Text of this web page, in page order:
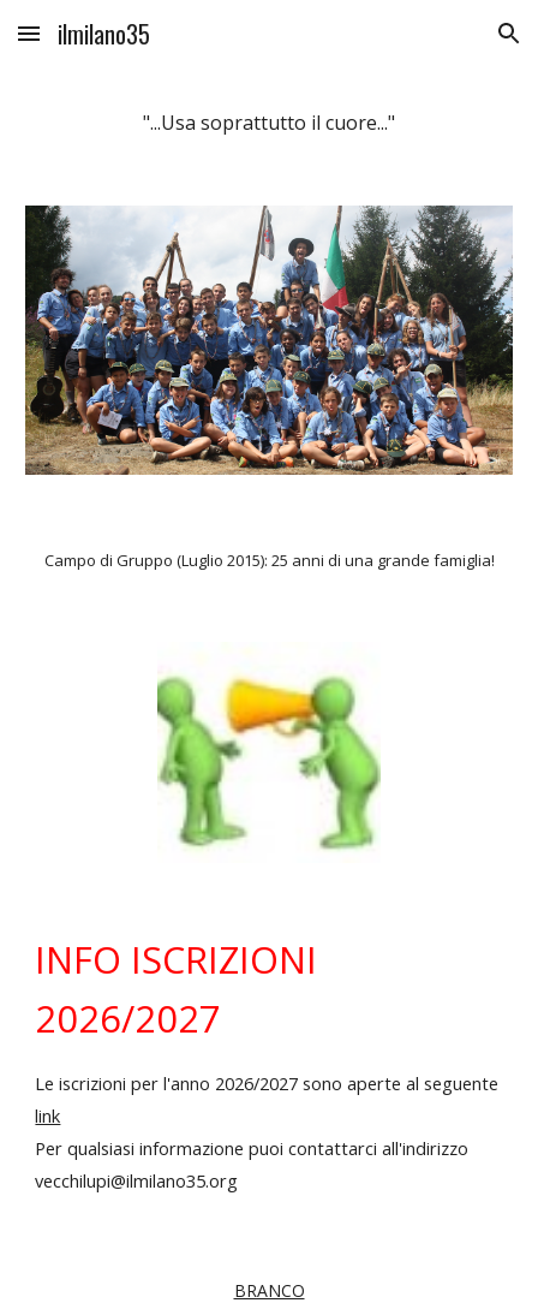
Skip to main content Skip to navigation
ilmilano35
"...Usa soprattutto il cuore..."
Campo di Gruppo (Luglio 2015): 25 anni di una grande famiglia!
INFO ISCRIZIONI
2026/2027
Le iscrizioni per l'anno 2026/2027 sono aperte al seguente
link
Per qualsiasi informazione puoi contattarci all'indirizzo
vecchilupi@ilmilano35.org
BRANCO